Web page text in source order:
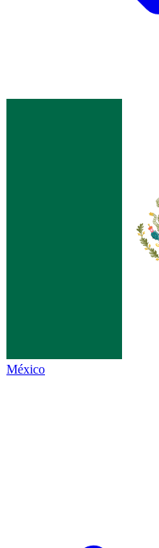
México